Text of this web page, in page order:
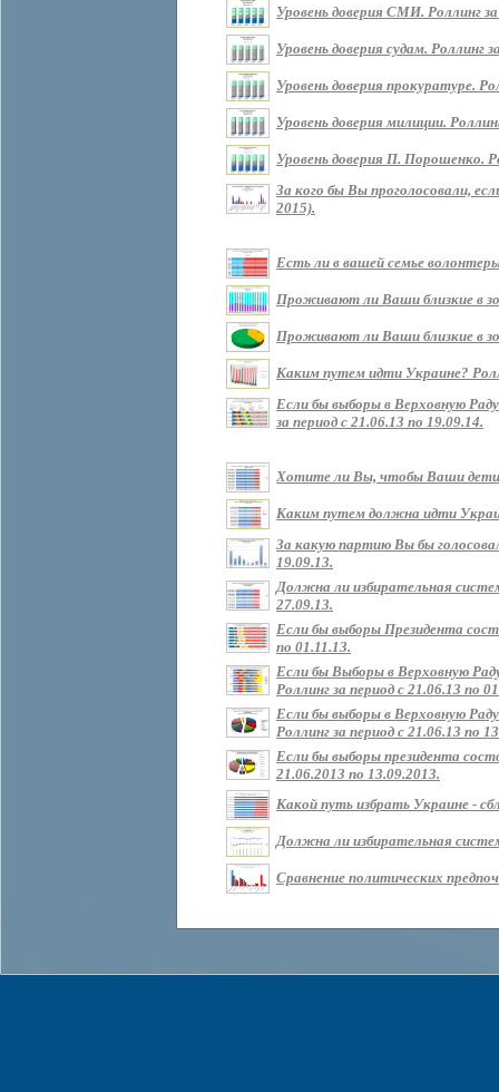
Уровень доверия СМИ. Роллинг
Уровень доверия судам. Роллинг
Уровень доверия прокуратуре.
Уровень доверия милиции.
Уровень доверия П. Порошенко.
За кого бы Вы проголосовали,
2015).
Есть ли в вашей семье
Проживают ли Ваши близкие в
Проживают ли Ваши близкие в
Каким путем идти Украине?
Если бы выборы в Верховную
за период с 21.06.13 по 19.09.14.
Хотите ли Вы, чтобы Ваши дети
Каким путем должна идти
За какую партию Вы бы
19.09.13.
Должна ли избирательная
27.09.13.
Если бы выборы Президента
по 01.11.13.
Если бы Выборы в Верховную
Роллинг за период с 21.06.13 по
Если бы выборы в Верховную
Роллинг за период с 21.06.13 по
Если бы выборы президента
21.06.2013 по 13.09.2013.
Какой путь избрать Украине -
Должна ли избирательная
Сравнение политических